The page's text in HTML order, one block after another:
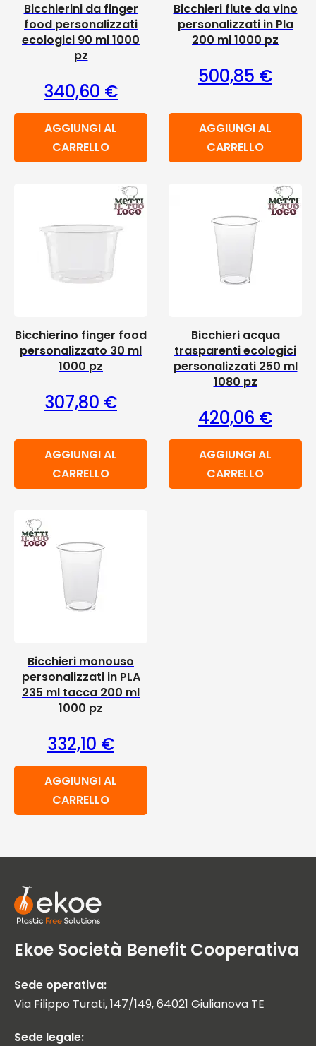
Bicchierini da finger
food personalizzati
ecologici 90 ml 1000
pz
340,60 €
AGGIUNGI AL
CARRELLO
Bicchieri flute da vino
personalizzati in Pla
200 ml 1000 pz
500,85 €
AGGIUNGI AL
CARRELLO
Bicchierino finger food
personalizzato 30 ml
1000 pz
307,80 €
AGGIUNGI AL
CARRELLO
Bicchieri acqua
trasparenti ecologici
personalizzati 250 ml
1080 pz
420,06 €
AGGIUNGI AL
CARRELLO
Bicchieri monouso
personalizzati in PLA
235 ml tacca 200 ml
1000 pz
332,10 €
AGGIUNGI AL
CARRELLO
Ekoe Società Benefit Cooperativa
Sede operativa:
Via Filippo Turati, 147/149, 64021 Giulianova TE
Sede legale: